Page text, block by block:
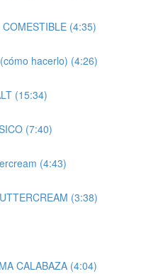
(4:35)
hacerlo) (4:26)
(15:34)
(7:40)
(4:43)
(3:38)
CALABAZA (4:04)